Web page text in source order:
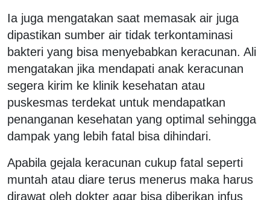
Ia juga mengatakan saat memasak air juga
dipastikan sumber air tidak terkontaminasi
bakteri yang bisa menyebabkan keracunan. Ali
mengatakan jika mendapati anak keracunan
segera kirim ke klinik kesehatan atau
puskesmas terdekat untuk mendapatkan
penanganan kesehatan yang optimal sehingga
dampak yang lebih fatal bisa dihindari.
Apabila gejala keracunan cukup fatal seperti
muntah atau diare terus menerus maka harus
dirawat oleh dokter agar bisa diberikan infus